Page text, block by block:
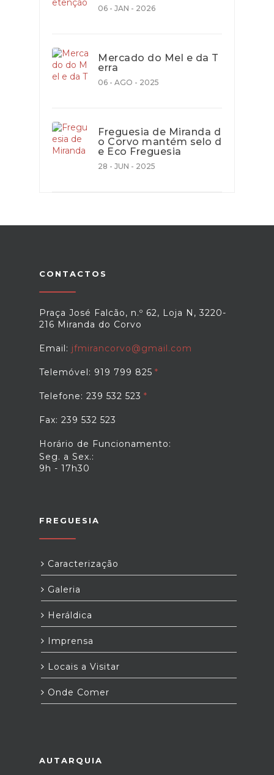
06 - JAN - 2026
Mercado do Mel e da T
erra
06 - AGO - 2025
Freguesia de Miranda d
o Corvo mantém selo d
e Eco Freguesia
28 - JUN - 2025
CONTACTOS
Praça José Falcão, n.º 62, Loja N, 3220-
216 Miranda do Corvo
Email: jfmirancorvo@gmail.com
Telemóvel: 919 799 825
Telefone: 239 532 523
Fax: 239 532 523
Horário de Funcionamento:
Seg. a Sex.:
9h - 17h30
FREGUESIA
Caracterização
Galeria
Heráldica
Imprensa
Locais a Visitar
Onde Comer
AUTARQUIA